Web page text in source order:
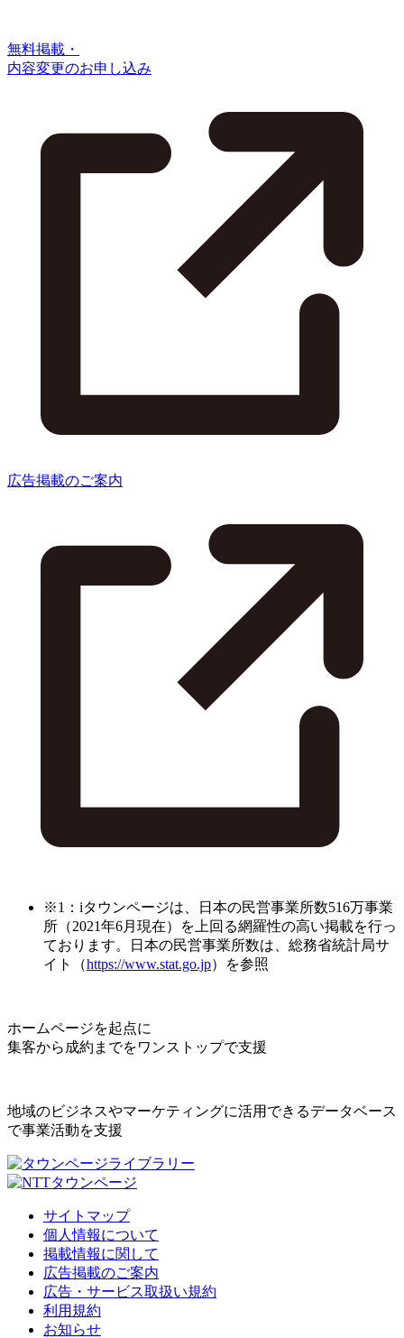
無料掲載・
内容変更のお申し込み
広告掲載のご案内
※1：iタウンページは、日本の民営事業所数516万事業
所（2021年6月現在）を上回る網羅性の高い掲載を行っ
ております。日本の民営事業所数は、総務省統計局サ
イト（https://www.stat.go.jp）を参照
ホームページを起点に
集客から成約までをワンストップで支援
地域のビジネスやマーケティングに活用できるデータベース
で事業活動を支援
サイトマップ
個人情報について
掲載情報に関して
広告掲載のご案内
広告・サービス取扱い規約
利用規約
お知らせ